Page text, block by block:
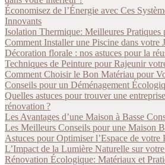
Économisez de l’Énergie avec Ces
Innovants
Isolation Thermique: Meilleures Pratiques
Comment Installer une Piscine dans votre
Décoration florale : nos astuces pour la
Techniques de Peinture pour Rajeunir
Comment Choisir le Bon Matériau pour
Conseils pour un Déménagement
Quelles astuces pour trouver une
rénovation ?
Les Avantages d’une Maison à Basse
Les Meilleurs Conseils pour une Maison
Astuces pour Optimiser l’Espace de votre
L’Impact de la Lumière Naturelle sur
Rénovation Écologique: Matériaux et